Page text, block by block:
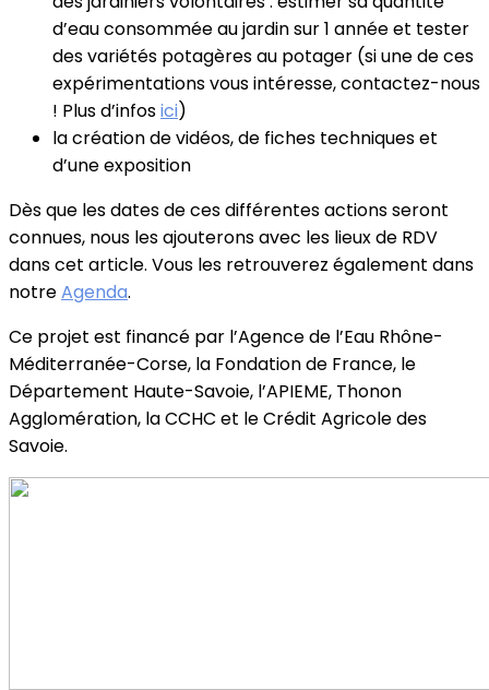
d’eau consommée au jardin sur 1 année et tester
des variétés potagères au potager (si une de ces
expérimentations vous intéresse, contactez-nous
! Plus d’infosici)
la création de vidéos, de fiches techniques et
d’une exposition
Dès que les dates de ces différentes actions seront
connues, nous les ajouterons avec les lieux de RDV
dans cet article. Vous les retrouverez également dans
notreAgenda.
Ce projet est financé par l’Agence de l’Eau Rhône-
Méditerranée-Corse, la Fondation de France, le
Département Haute-Savoie, l’APIEME, Thonon
Agglomération, la CCHC et le Crédit Agricole des
Savoie.